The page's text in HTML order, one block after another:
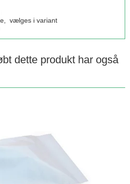
vælges i variant
dette produkt har også